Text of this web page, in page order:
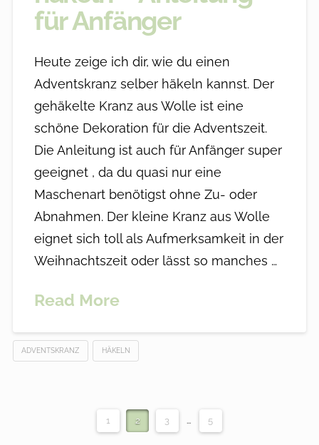
für Anfänger
Heute zeige ich dir, wie du einen
Adventskranz selber häkeln kannst. Der
gehäkelte Kranz aus Wolle ist eine
schöne Dekoration für die Adventszeit.
Die Anleitung ist auch für Anfänger super
geeignet , da du quasi nur eine
Maschenart benötigst ohne Zu- oder
Abnahmen. Der kleine Kranz aus Wolle
eignet sich toll als Aufmerksamkeit in der
Weihnachtszeit oder lässt so manches …
Read More
ADVENTSKRANZ HÄKELN
1 2 3 ... 5